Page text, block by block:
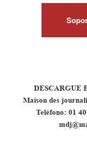
DESCARGUE
Maison des
Teléfono: 01